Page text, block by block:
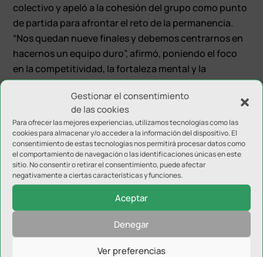
Gestionar el consentimiento
de las cookies
Para ofrecer las mejores experiencias, utilizamos tecnologías como las
cookies para almacenar y/o acceder a la información del dispositivo. El
consentimiento de estas tecnologías nos permitirá procesar datos como
el comportamiento de navegación o las identificaciones únicas en este
sitio. No consentir o retirar el consentimiento, puede afectar
negativamente a ciertas características y funciones.
Aceptar
Denegar
Ver preferencias
colectivo y apeló a la cohesión del grupo como punto
de partida para afrontar el reto de la permanencia.
“Nos quedan nueve finales y debemos centrarnos en
hacernos un equipo duro”, afirmó, poniendo el foco
en la competitividad, la fortaleza mental y la
consistencia como elementos clave.
Enviar comentario
Tu dirección de correo electrónico no será publicada.
campos obligatorios están marcados con*